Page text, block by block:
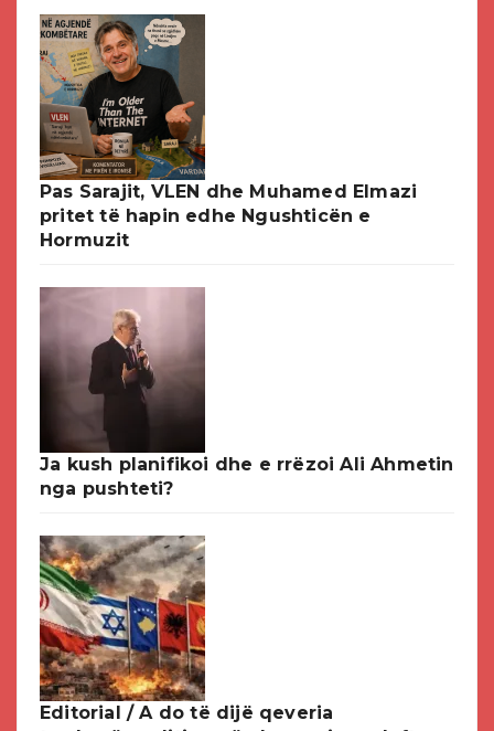
Pas Sarajit, VLEN dhe Muhamed Elmazi
pritet të hapin edhe Ngushticën e
Hormuzit
Ja kush planifikoi dhe e rrëzoi Ali Ahmetin
nga pushteti?
Editorial / A do të dijë qeveria